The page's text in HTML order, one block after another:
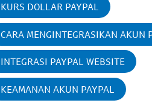
KURS DOLLAR PAYPAL
CARA MENGINTEGRASIKAN AKUN
INTEGRASI PAYPAL WEBSITE
KEAMANAN AKUN PAYPAL